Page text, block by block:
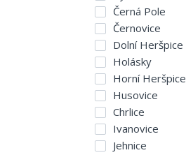
Černá Pole
Černovice
Dolní Heršpice
Holásky
Horní Heršpice
Husovice
Chrlice
Ivanovice
Jehnice